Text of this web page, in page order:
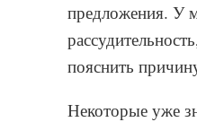
предложения. У
пояснить
Некоторые уже